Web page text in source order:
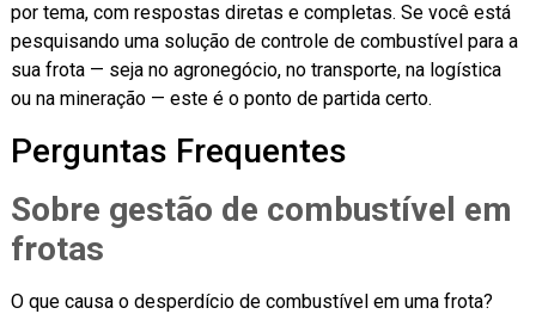
por tema, com respostas diretas e completas. Se você está
pesquisando uma solução de controle de combustível para a
sua frota — seja no agronegócio, no transporte, na logística
ou na mineração — este é o ponto de partida certo.
Perguntas Frequentes
Sobre gestão de combustível em
frotas
O que causa o desperdício de combustível em uma frota?